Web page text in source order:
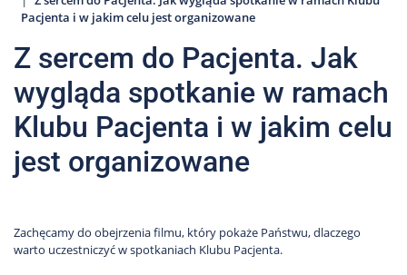
Pacjenta i w jakim celu jest organizowane
Z sercem do Pacjenta. Jak
wygląda spotkanie w ramach
Klubu Pacjenta i w jakim celu
jest organizowane
Zachęcamy do obejrzenia filmu, który pokaże Państwu, dlaczego
warto uczestniczyć w spotkaniach Klubu Pacjenta.